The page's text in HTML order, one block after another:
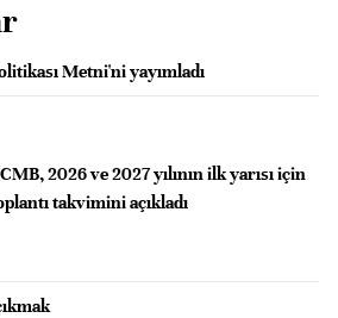
Metni'ni yayımladı
2026 ve 2027 yılının ilk yarısı için
takvimini açıkladı